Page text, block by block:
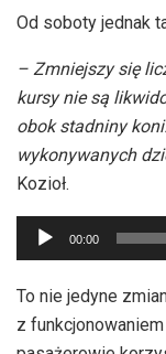
Od soboty jednak
– Zmniejszy się
kursy nie są
obok stadniny
wykonywanych
Kozioł.
Odtwarzacz
plików
dźwiękowych
00:00
To nie jedyne
z